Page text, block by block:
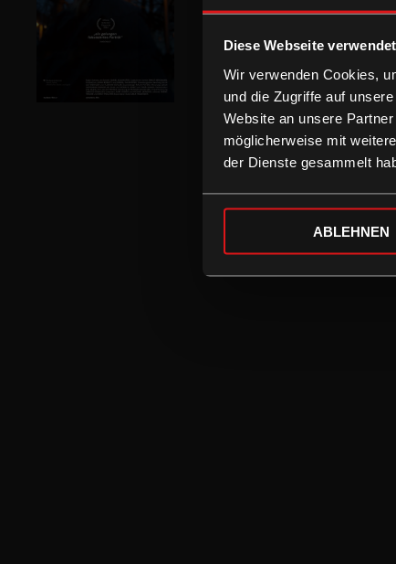
Diese Webseite
Wir verwenden Cookies,
und die Zugriffe auf
Website an unsere
möglicherweise mit
der Dienste gesammelt
ABLEHNEN